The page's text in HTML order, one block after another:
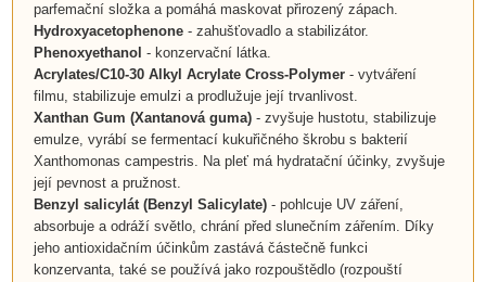
parfemační složka a pomáhá maskovat přirozený zápach.
Hydroxyacetophenone- zahušťovadlo a stabilizátor.
Phenoxyethanol - konzervační látka.
Acrylates/C10-30 Alkyl Acrylate Cross-Polymer- vytváření
filmu, stabilizuje emulzi a prodlužuje její trvanlivost.
Xanthan Gum (Xantanová guma)- zvyšuje hustotu, stabilizuje
emulze, vyrábí se fermentací kukuřičného škrobu s bakterií
Xanthomonas campestris. Na pleť má hydratační účinky, zvyšuje
její pevnost a pružnost.
Benzyl salicylát (Benzyl Salicylate)- pohlcuje UV záření,
absorbuje a odráží světlo, chrání před slunečním zářením. Díky
jeho antioxidačním účinkům zastává částečně funkci
konzervanta, také se používá jako rozpouštědlo (rozpouští